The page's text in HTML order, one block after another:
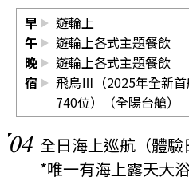
早
遊輪上
午
遊輪上各式主題餐飲
晚
遊輪上各式主題餐飲
宿
飛鳥Ⅲ（2025年全新
740位）（全陽台艙）
04 全日海上巡航（體驗
*唯一有海上露天大